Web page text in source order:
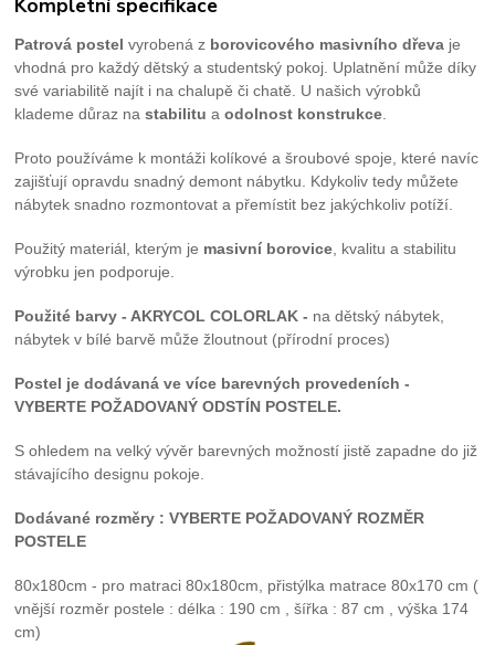
Kompletní specifikace
Patrová postel vyrobená z borovicového masivního dřeva je
vhodná pro každý dětský a studentský pokoj. Uplatnění může díky
své variabilitě najít i na chalupě či chatě. U našich výrobků
klademe důraz nastabilitu aodolnost konstrukce.
Proto používáme k montáži kolíkové a šroubové spoje, které navíc
zajišťují opravdu snadný demont nábytku. Kdykoliv tedy můžete
nábytek snadno rozmontovat a přemístit bez jakýchkoliv potíží.
Použitý materiál, kterým je masivní borovice, kvalitu a stabilitu
výrobku jen podporuje.
Použité barvy - AKRYCOL COLORLAK - na dětský nábytek,
nábytek v bílé barvě může žloutnout (přírodní proces)
Postel je dodávaná ve více barevných provedeních -
VYBERTE POŽADOVANÝ ODSTÍN POSTELE.
S ohledem na velký vývěr barevných možností jistě zapadne do již
stávajícího designu pokoje.
Dodávané rozměry : VYBERTE POŽADOVANÝ ROZMĚR
POSTELE
80x180cm - pro matraci 80x180cm, přistýlka matrace 80x170 cm (
vnější rozměr postele : délka : 190 cm , šířka : 87 cm , výška 174
cm)